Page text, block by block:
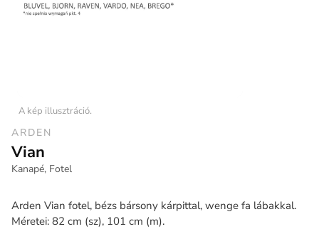
A kép illusztráció.
ARDEN
Vian
Kanapé, Fotel
Arden Vian fotel, bézs bársony kárpittal, wenge fa lábakkal.
Méretei: 82 cm (sz), 101 cm (m).